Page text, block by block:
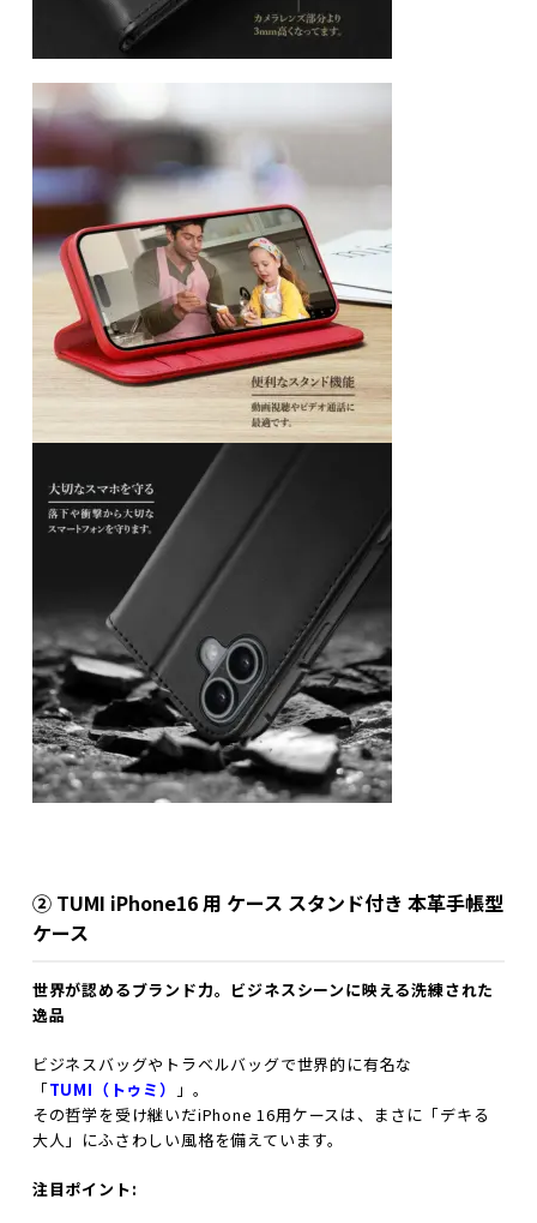
② TUMI iPhone16 用 ケース スタンド付き 本革手帳型
ケース
世界が認めるブランド力。ビジネスシーンに映える洗練された
逸品
ビジネスバッグやトラベルバッグで世界的に有名な
「TUMI（トゥミ）
」。
その哲学を受け継いだiPhone 16用ケースは、まさに「デキる
大人」にふさわしい風格を備えています。
注目ポイント: